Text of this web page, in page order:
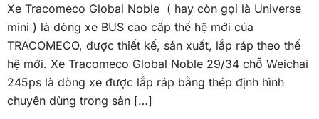
Xe Tracomeco Global Noble ( hay còn gọi là Universe
mini ) là dòng xe BUS cao cấp thế hệ mới của
TRACOMECO, được thiết kế, sản xuất, lắp ráp theo thế
hệ mới. Xe Tracomeco Global Noble 29/34 chỗ Weichai
245ps là dòng xe được lắp ráp bằng thép định hình
chuyên dùng trong sản […]